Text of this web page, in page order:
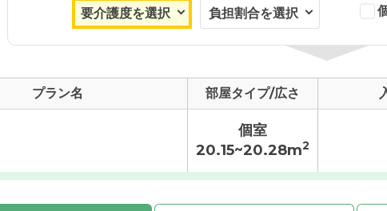
プラン名 部屋タイプ/広さ
個室
20.15~20.28m2